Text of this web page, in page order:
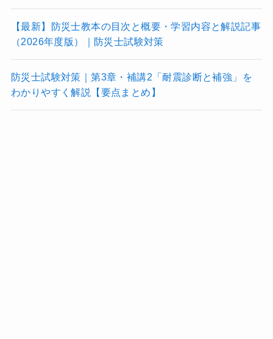
【最新】防災士教本の目次と概要・学習内容と解説記事
（2026年度版）｜防災士試験対策
防災士試験対策｜第3章・補講2「耐震診断と補強」を
わかりやすく解説【要点まとめ】